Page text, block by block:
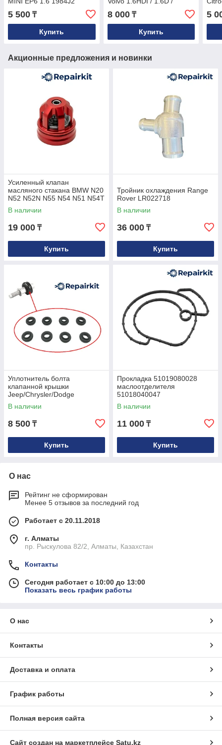
1984G7
5 500 ₸
Купить
1.6TDCI
8 000₸
Купить
5
Акционные предложения и новинки
Усиленный клапан
масляного стакана BMW N20
N52 N52N N55 N54 N51 N54T
S55 N26 N53 OEM
11428683206
В наличии
19 000 ₸
Купить
Тройник охлаждения Range
Rover LR022718
В наличии
36 000 ₸
Купить
Уплотнитель болта
клапанной крышки
Jeep/Chrysler/Dodge
04884763AA
В наличии
8 500 ₸
Купить
Прокладка 51019080028
маслоотделителя
51018040047
В наличии
11 000 ₸
Купить
О нас
Рейтинг не сформирован
Менее 5 отзывов за последний год
Работает с 20.11.2018
г. Алматы
пр. Рыскулова 82/2, Алматы, Казахстан
Контакты
Сегодня работает с 10:00 до 13:00
Показать весь график работы
О нас
Контакты
Доставка и оплата
График работы
Полная версия сайта
Сайт создан на маркетплейсе Satu.kz